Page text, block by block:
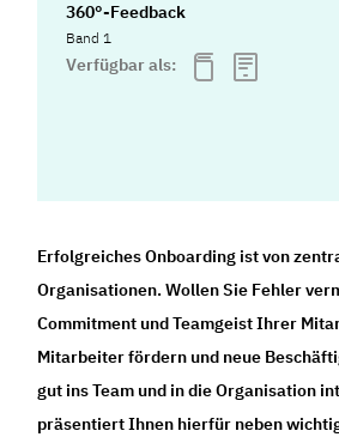
360°-Feedback
Band 1
Verfügbar als:
Erfolgreiches Onboarding ist von
Organisationen. Wollen Sie Fehler
Commitment und Teamgeist Ihrer
Mitarbeiter fördern und neue
gut ins Team und in die Organisation
präsentiert Ihnen hierfür neben